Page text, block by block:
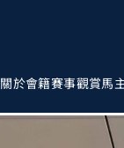
關於會籍賽事觀賞馬